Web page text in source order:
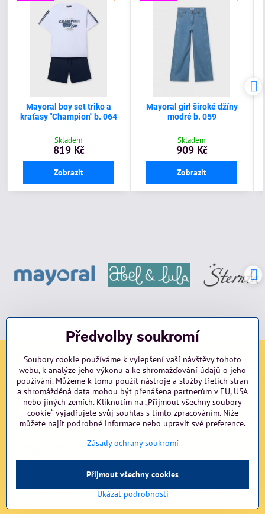
Mayoral boy set triko a
kraťasy "Champion" b. 064
Skladem
819 Kč
Zobrazit
Mayoral girl široké džíny
modré b. 059
Skladem
909 Kč
Zobrazit
Sociální sítě
Facebook Instagram blog
Důležité odkazy
©2026CopyrightPředvolby soukromíZásady ochrany soukromí
Vytvořeno systémem:ByznysWeb.cz
Předvolby soukromí
Soubory cookie používáme k vylepšení vaší návštěvy tohoto
webu, k analýze jeho výkonu a ke shromažďování údajů o jeho
používání. Můžeme k tomu použít nástroje a služby třetích stran
a shromážděná data mohou být přenášena partnerům v EU, USA
nebo jiných zemích. Kliknutím na „Přijmout všechny soubory
cookie“ vyjadřujete svůj souhlas s tímto zpracováním. Níže
můžete najít podrobné informace nebo upravit své preference.
Zásady ochrany soukromí
Ukázat podrobnosti
Přijmout všechny cookies